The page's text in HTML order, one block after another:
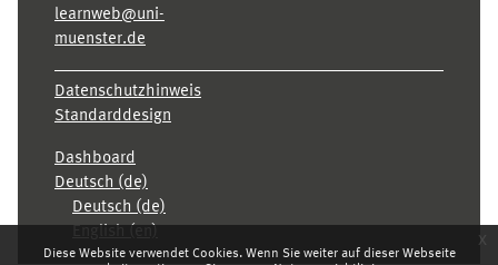
Diese Website verwendet Cookies. Wenn Sie weiter auf dieser Webseite
x
learnweb@uni-
muenster.de
Datenschutzhinweis
Standarddesign
Dashboard
Deutsch ‎(de)‎
Deutsch ‎(de)‎